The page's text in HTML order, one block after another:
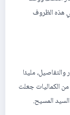
هذه الظروف
مليئا
من الكماليات جعلت
المسيح.